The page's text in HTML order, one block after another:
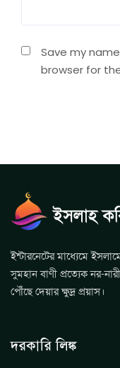
Save my
browser for
ইন্টারনেটের মাধ্যেমে
সুমহান বাণী প্রত্যেক নর-
পৌঁছে দেয়ার ক্ষুদ্র প্রয়াস।
দরকারি লিঙ্ক